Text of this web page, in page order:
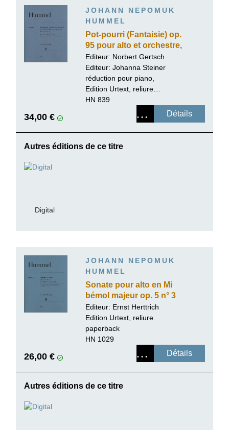
JOHANN NEPOMUK
HUMMEL
Pot-pourri (Fantaisie) op.
95 pour alto et orchestre,
version pour violoncelle
Editeur: Norbert Gertsch
Editeur: Johanna Steiner
réduction pour piano,
Edition Urtext, reliure
paperback
HN 839
34,00 € Détails
Autres éditions de ce titre
Digital
JOHANN NEPOMUK
HUMMEL
Sonate pour alto en Mi
bémol majeur op. 5 n° 3
Editeur: Ernst Herttrich
Edition Urtext, reliure
paperback
HN 1029
26,00 € Détails
Autres éditions de ce titre